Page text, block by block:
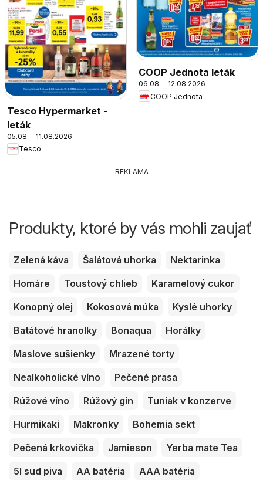
Tesco Hypermarket -
leták
05.08. - 11.08.2026
Tesco
COOP Jednota leták
06.08. - 12.08.2026
COOP Jednota
REKLAMA
Produkty, ktoré by vás mohli zaujať
Zelená káva Šalátová uhorka
Nektarinka
Homáre
Toustový chlieb
Karamelový cukor
Konopný olej
Kokosová múka
Kyslé uhorky
Batátové hranolky
Bonaqua
Horálky
Maslove sušienky
Mrazené torty
Nealkoholické víno
Pečené prasa
Rúžové víno
Rúžový gin
Tuniak v konzerve
Hurmikaki
Makronky
Bohemia sekt
Pečená krkovička
Jamieson
Yerba mate Tea
5l sud piva
AA batéria
AAA batéria